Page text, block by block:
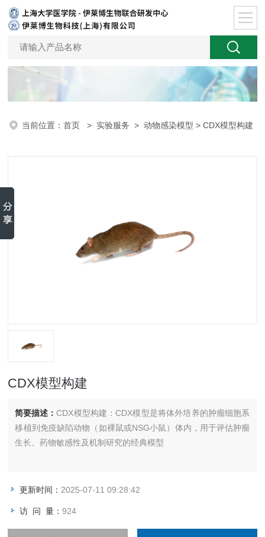
当前位置：首页 > 实验服务 >动物感染模型 > CDX模型构建
CDX模型构建
简要描述：CDX模型构建：CDX模型是将体外培养的肿瘤细胞系
移植到免疫缺陷动物（如裸鼠或NSG小鼠）体内，用于评估肿瘤
生长、药物敏感性及机制研究的经典模型
更新时间： 2025-07-11 09:28:42
访 问 量：924